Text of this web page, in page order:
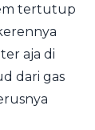
tertutup
aja di
dari gas